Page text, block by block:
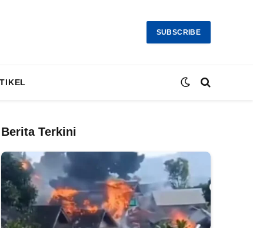
SUBSCRIBE
Berita Terkini